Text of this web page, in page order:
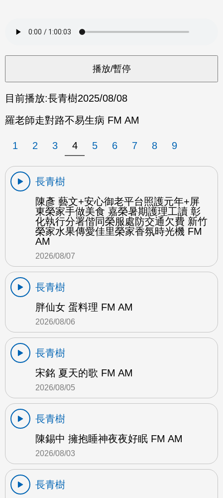
目前播放:長青樹2025/08/08
羅老師走對路不易生病 FM AM
1 2 3 4 5 6 7 8 9
長青樹
陳彥 藝文+安心御老平台照護元年+屏
東榮家手做美食 嘉榮暑期護理工讀 彰
化執行分署偕同榮服處防交通欠費 新竹
榮家水果傳愛佳里榮家香氛時光機 FM
AM
2026/08/07
長青樹
胖仙女 蛋料理 FM AM
2026/08/06
長青樹
宋銘 夏天的歌 FM AM
2026/08/05
長青樹
陳錫中 擁抱睡神夜夜好眠 FM AM
2026/08/03
長青樹